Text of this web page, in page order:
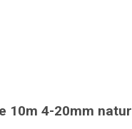
10m 4-20mm natur